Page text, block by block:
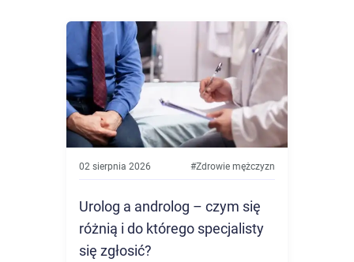
02 sierpnia 2026 #Zdrowie mężczyzn
Urolog a androlog – czym się
różnią i do którego specjalisty
się zgłosić?